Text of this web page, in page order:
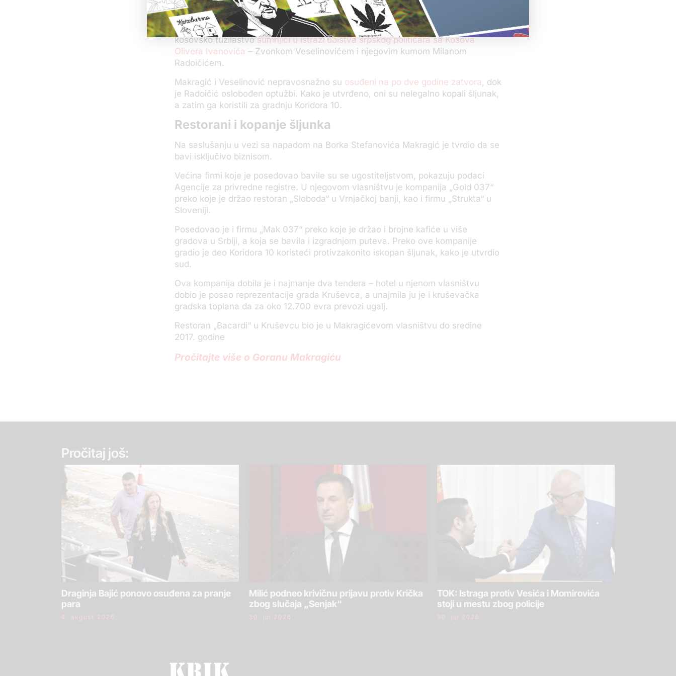
Poslednji put Makragić je osuđen u januaru ove godine zbog nelegalnog
iskopavanja šljunka. Sudilo mu se sa dvojicom ozloglašenih biznismena koje
kosovsko tužilaštvosumnjiči u istrazi ubistva srpskog političara sa Kosova
Olivera Ivanovića – Zvonkom Veselinovićem i njegovim kumom Milanom
Radoičićem.
Makragić i Veselinović nepravosnažno su osuđeni na po dve godine zatvora , dok
je Radoičić oslobođen optužbi. Kako je utvrđeno, oni su nelegalno kopali šljunak,
a zatim ga koristili za gradnju Koridora 10.
Restorani i kopanje šljunka
Na saslušanju u vezi sa napadom na Borka Stefanovića Makragić je tvrdio da se
bavi isključivo biznisom.
Većina firmi koje je posedovao bavile su se ugostiteljstvom, pokazuju podaci
Agencije za privredne registre. U njegovom vlasništvu je kompanija „Gold 037“
preko koje je držao restoran „Sloboda“ u Vrnjačkoj banji, kao i firmu „Strukta“ u
Sloveniji.
Posedovao je i firmu „Mak 037“ preko koje je držao i brojne kafiće u više
gradova u Srbiji, a koja se bavila i izgradnjom puteva. Preko ove kompanije
gradio je deo Koridora 10 koristeći protivzakonito iskopan šljunak, kako je utvrdio
sud.
Ova kompanija dobila je i najmanje dva tendera – hotel u njenom vlasništvu
dobio je posao reprezentacije grada Kruševca, a unajmila ju je i kruševačka
gradska toplana da za oko 12.700 evra prevozi ugalj.
Restoran „Bacardi“ u Kruševcu bio je u Makragićevom vlasništvu do sredine
2017. godine
Pročitajte više o Goranu Makragiću
Pročitaj još:
Draginja Bajić ponovo osuđena za pranje
para
4. avgust 2026.
Milić podneo krivičnu prijavu protiv Krička
zbog slučaja „Senjak“
30. jul 2026.
TOK: Istraga protiv Vesića i Momirovića
stoji u mestu zbog policije
30. jul 2026.